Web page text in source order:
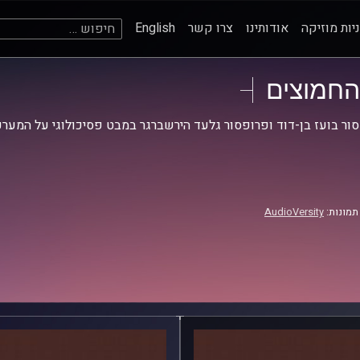
מוזיקה אודותינו צרו קשר English חיפוש:
החמוצים
בועז בן-דוד ופרופסור גלעד הירשברגר במבט פסיכולוגי על
AudioVersity